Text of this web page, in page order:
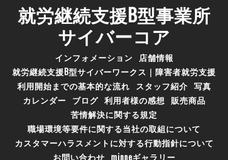
就労継続支援B型事業所
サイバーコア
インフォメーション 店舗情報
就労継続支援B型サイバーワークス｜障害者就労支援
利用開始までの基本的な流れ スタッフ紹介 写真
カレンダー ブログ 利用者様の感想 販売商品
苦情解決に関する規定
職場環境等要件に関する当社の取組について
カスタマーハラスメントに対する行動指針について
お問い合わせ minneギャラリー